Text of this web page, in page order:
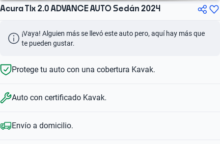
Acura Tlx 2.0 ADVANCE AUTO Sedán 2024
¡Vaya! Alguien más se llevó este auto pero, aquí hay más que
te pueden gustar.
Protege tu auto con una cobertura Kavak.
Auto con certificado Kavak.
Envío a domicilio.